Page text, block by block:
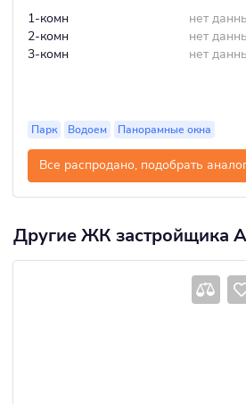
1-комн
нет
2-комн
нет
3-комн
нет
Парк Водоем Панорамные окна
Все распродано, подобрать
Другие ЖК застройщика